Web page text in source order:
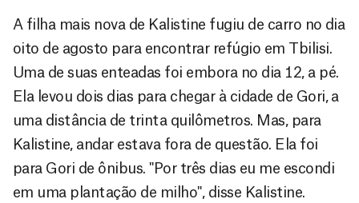
A filha mais nova de Kalistine fugiu de carro no dia
oito de agosto para encontrar refúgio em Tbilisi.
Uma de suas enteadas foi embora no dia 12, a pé.
Ela levou dois dias para chegar à cidade de Gori, a
uma distância de trinta quilômetros. Mas, para
Kalistine, andar estava fora de questão. Ela foi
para Gori de ônibus. "Por três dias eu me escondi
em uma plantação de milho", disse Kalistine.